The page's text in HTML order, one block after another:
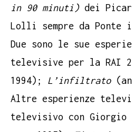
in 90 minuti) dei
Lolli sempre da Ponte
Due sono le sue
televisive per la RAI 2
1994); L’infiltrato
Altre esperienze
televisivo con Giorgio